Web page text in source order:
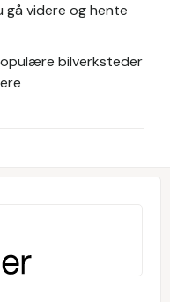
gå videre og hente
bilverksteder